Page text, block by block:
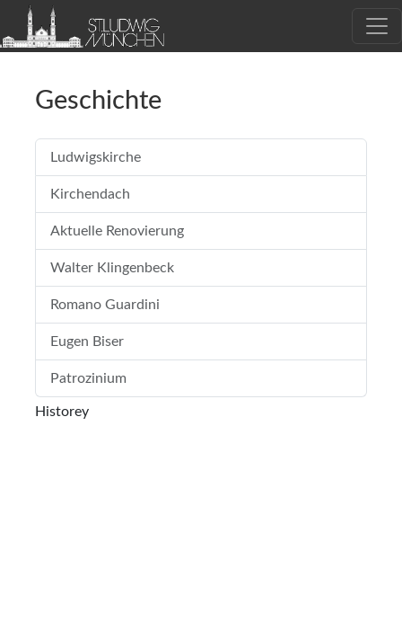
Geschichte
Ludwigskirche
Kirchendach
Aktuelle Renovierung
Walter Klingenbeck
Romano Guardini
Eugen Biser
Patrozinium
Historey